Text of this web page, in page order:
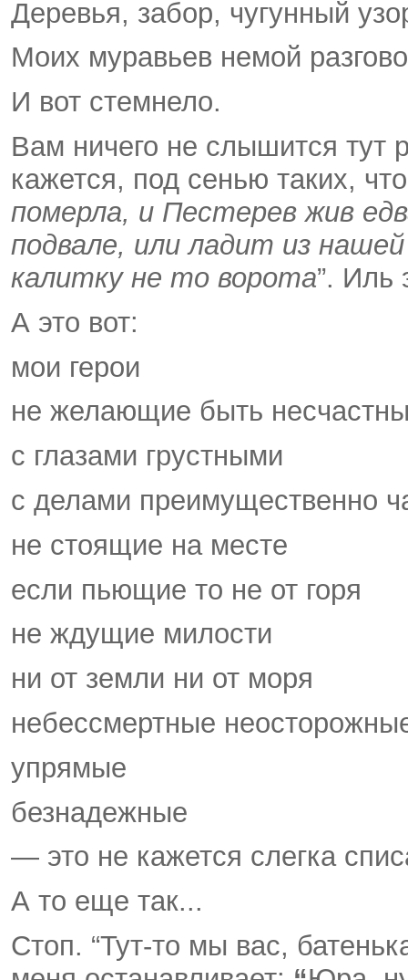
Деревья, забор, чугунный
Моих муравьев немой
И вот стемнело.
Вам ничего не слышится
кажется, под сенью таких,
померла, и Пестерев жив
подвале, или ладит из
калитку не то ворота”. Иль
А это вот:
мои герои
не желающие быть
с глазами грустными
с делами преимущественно
не стоящие на месте
если пьющие то не от горя
не ждущие милости
ни от земли ни от моря
небессмертные
упрямые
безнадежные
— это не кажется слегка
А то еще так...
Стоп. “Тут-то мы вас,